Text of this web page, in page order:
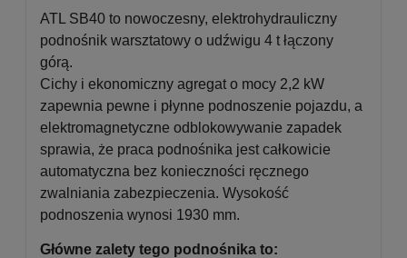
ATL SB40 to nowoczesny, elektrohydrauliczny
podnośnik warsztatowy o udźwigu 4 t łączony
górą.
Cichy i ekonomiczny agregat o mocy 2,2 kW
zapewnia pewne i płynne podnoszenie pojazdu, a
elektromagnetyczne odblokowywanie zapadek
sprawia, że praca podnośnika jest całkowicie
automatyczna bez konieczności ręcznego
zwalniania zabezpieczenia. Wysokość
podnoszenia wynosi 1930 mm.
Główne zalety tego podnośnika to: